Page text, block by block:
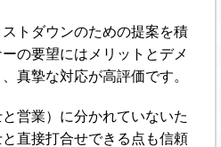
トダウンのための提案を積
の要望にはメリットとデメ
真摯な対応が高評価です。
営業）に分かれていないた
直接打合せできる点も信頼